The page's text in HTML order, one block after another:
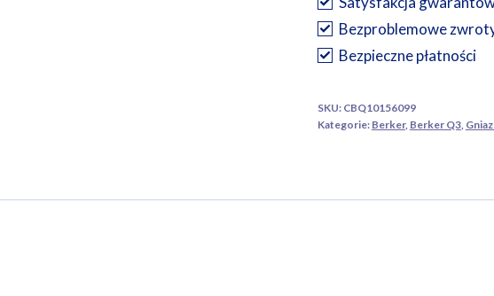
aksamit
Bezproblemowe
Bezpieczne płatności
SKU: CBQ10156099
Kategorie: Berker, Berker Q3,